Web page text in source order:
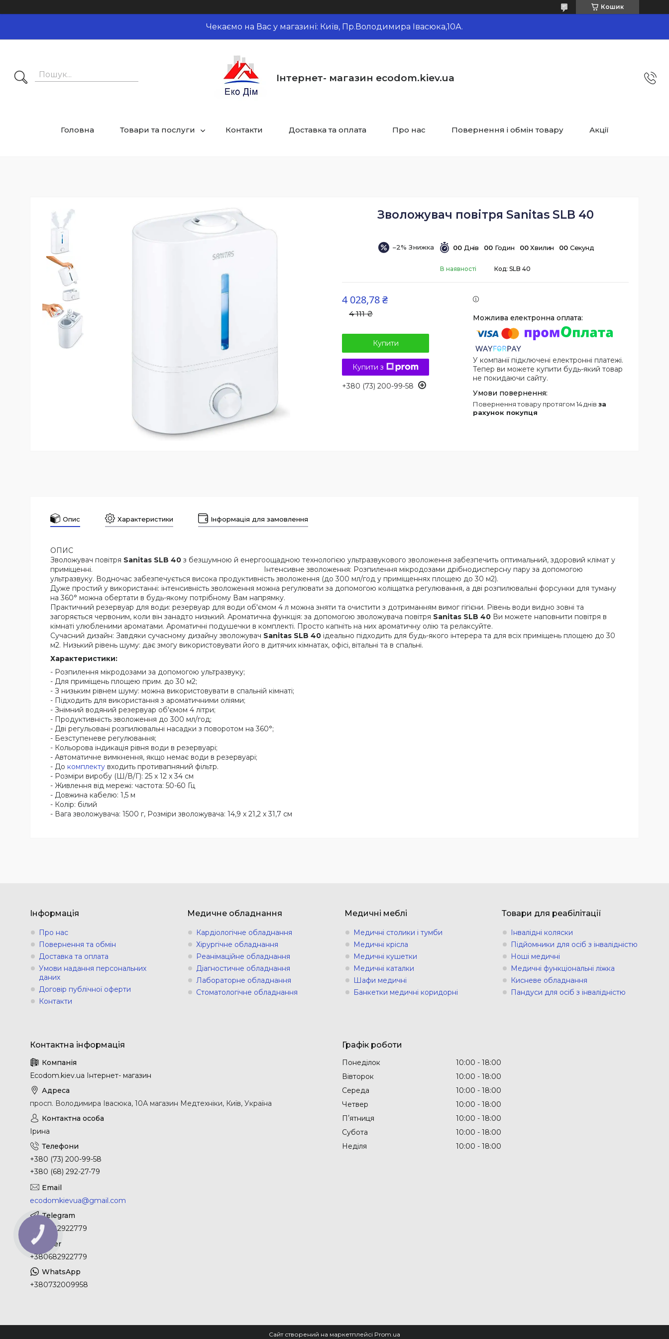
Кошик
Чекаємо на Вас у магазині: Київ, Пр.Володимира Івасюка,10А.
Інтернет- магазин ecodom.kiev.ua
Головна Товари та послуги Контакти Доставка та оплата Про нас Повернення і обмін товару Акції
Зволожувач повітря Sanitas SLB 40
–2% 00 Днів 00 Годин 00 Хвилин 00 Секунд
В наявності Код: SLB 40
4 111 ₴
4 028,78 ₴
Купити
Купити з
+380 (73) 200-99-58
У компанії підключені електронні платежі.
Тепер ви можете купити будь-який товар
не покидаючи сайту.
повернення товару протягом 14 днів за
рахунок покупця
Опис Характеристики Інформація для замовлення
ОПИС
Зволожувач повітря Sanitas SLB 40 з безшумною й енергоощадною технологією ультразвукового зволоження забезпечить оптимальний, здоровий клімат у
приміщенні. Інтенсивне зволоження: Розпилення мікродозами дрібнодисперсну пару за допомогою
ультразвуку. Водночас забезпечується висока продуктивність зволоження (до 300 мл/год у приміщеннях площею до 30 м2).
Дуже простий у використанні: інтенсивність зволоження можна регулювати за допомогою коліщатка регулювання, а дві розпилювальні форсунки для туману
на 360° можна обертати в будь-якому потрібному Вам напрямку.
Практичний резервуар для води: резервуар для води об'ємом 4 л можна зняти та очистити з дотриманням вимог гігієни. Рівень води видно зовні та
загоряється червоним, коли він занадто низький. Ароматична функція: за допомогою зволожувача повітря Sanitas SLB 40 Ви можете наповнити повітря в
кімнаті улюбленими ароматами. Ароматичні подушечки в комплекті. Просто капніть на них ароматичну олію та релаксуйте.
Сучасний дизайн: Завдяки сучасному дизайну зволожувач Sanitas SLB 40 ідеально підходить для будь-якого інтерера та для всіх приміщень площею до 30
м2. Низький рівень шуму: дає змогу використовувати його в дитячих кімнатах, офісі, вітальні та в спальні.
Характеристики:
- Розпилення мікродозами за допомогою ультразвуку;
- Для приміщень площею прим. до 30 м2;
- З низьким рівнем шуму: можна використовувати в спальній кімнаті;
- Підходить для використання з ароматичними оліями;
- Знімний водяний резервуар об'ємом 4 літри;
- Продуктивність зволоження до 300 мл/год;
- Дві регульовані розпилювальні насадки з поворотом на 360°;
- Безступеневе регулювання;
- Кольорова індикація рівня води в резервуарі;
- Автоматичне вимкнення, якщо немає води в резервуарі;
- До комплекту входить противапняний фільтр.
- Розміри виробу (Ш/В/Г): 25 x 12 x 34 см
- Живлення від мережі: частота: 50-60 Гц
- Довжина кабелю: 1,5 м
- Колір: білий
- Вага зволожувача: 1500 г, Розміри зволожувача: 14,9 x 21,2 x 31,7 см
Інформація
Про нас
Повернення та обмін
Доставка та оплата
Умови надання персональних
даних
Договір публічної оферти
Контакти
Медичне обладнання
Кардіологічне обладнання
Хірургічне обладнання
Реанімаційне обладнання
Діагностичне обладнання
Лабораторне обладнання
Стоматологічне обладнання
Медичні меблі
Медичні столики і тумби
Медичні крісла
Медичні кушетки
Медичні каталки
Шафи медичні
Банкетки медичні коридорні
Товари для реабілітації
Інвалідні коляски
Підйомники для осіб з інвалідністю
Ноші медичні
Медичні функціональні ліжка
Кисневе обладнання
Пандуси для осіб з інвалідністю
Еcodom.kiev.ua Інтернет- магазин
просп. Володимира Івасюка, 10А магазин Медтехніки, Київ, Україна
Ірина
+380 (73) 200-99-58
+380 (68) 292-27-79
ecodomkievua@gmail.com
+380682922779
+380682922779
+380732009958
Графік роботи
Понеділок 10:00
18:00
Вівторок
10:00
18:00
Середа
10:00
18:00
Четвер
10:00
18:00
Пʼятниця
10:00
18:00
Субота
10:00
18:00
Неділя
10:00 18:00
Сайт створений на маркетплейсі Prom.ua